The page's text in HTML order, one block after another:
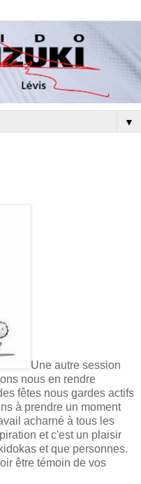
▼
Une autre session
nous en rendre
fêtes nous gardes actifs
à prendre un moment
acharné à tous les
et c'est un plaisir
et que personnes.
être témoin de vos